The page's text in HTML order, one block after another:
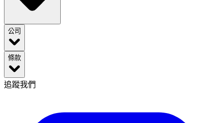
公司
條款
追蹤我們